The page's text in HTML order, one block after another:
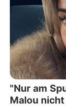
"Nur am
Malou